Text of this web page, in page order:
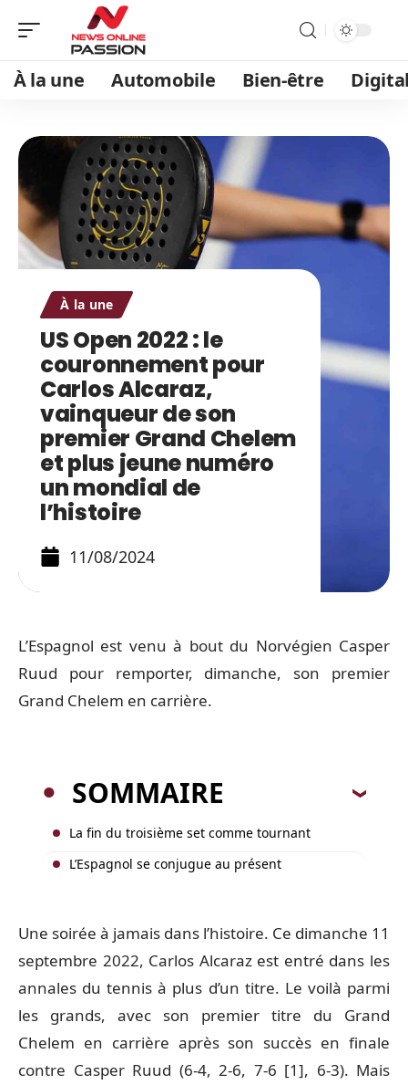
À la une Automobile Bien-être
À la une
US Open 2022 : le
couronnement pour
Carlos Alcaraz,
vainqueur de son
premier Grand Chelem
et plus jeune numéro
un mondial de
l’histoire
11/08/2024
L’Espagnol est venu à bout du Norvégien Casper
Ruud pour remporter, dimanche, son premier
Grand Chelem en carrière.
SOMMAIRE
La fin du troisième set comme tournant
L’Espagnol se conjugue au présent
Une soirée à jamais dans l’histoire. Ce dimanche 11
septembre 2022, Carlos Alcaraz est entré dans les
annales du tennis à plus d’un titre. Le voilà parmi
les grands, avec son premier titre du Grand
Chelem en carrière après son succès en finale
contre Casper Ruud (6-4, 2-6, 7-6 [1], 6-3). Mais